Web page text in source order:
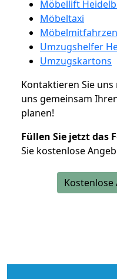
Möbellift
Möbeltaxi
Umzugshelfer
Umzugskartons
Kontaktieren Sie
uns gemeinsam
planen!
Füllen Sie jetzt das
Sie kostenlose